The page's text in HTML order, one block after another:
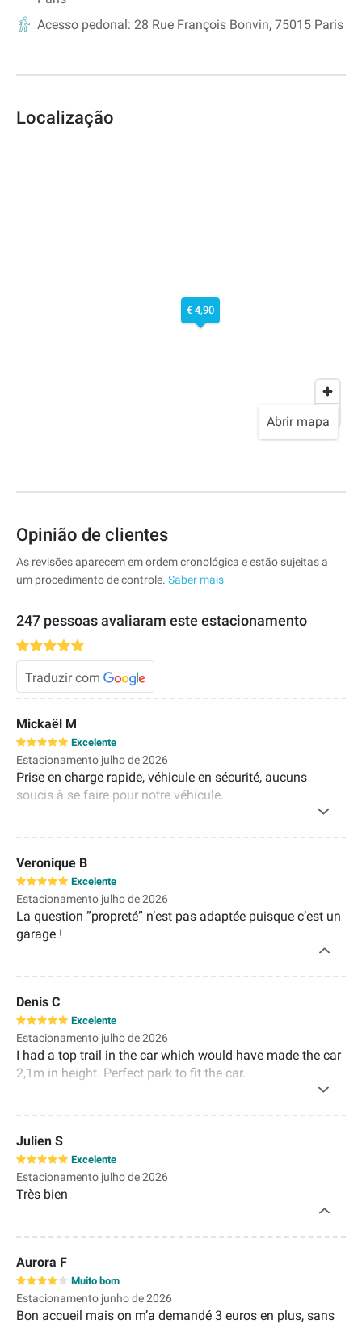
Acesso pedonal: 28 Rue François Bonvin, 75015 Paris
Localização
€ 4,90
Abrir mapa
Opinião de clientes
As revisões aparecem em ordem cronológica e estão sujeitas a
um procedimento de controle. Saber mais
247 pessoas avaliaram este estacionamento
Traduzir com
Mickaël M
Excelente
Estacionamento julho de 2026
Prise en charge rapide, véhicule en sécurité, aucuns
soucis à se faire pour notre véhicule.
Veronique B
Excelente
Estacionamento julho de 2026
La question ”propreté” n’est pas adaptée puisque c’est un
garage !
Denis C
Excelente
Estacionamento julho de 2026
I had a top trail in the car which would have made the car
2,1m in height. Perfect park to fit the car.
Julien S
Excelente
Estacionamento julho de 2026
Très bien
Aurora F
Muito bom
Estacionamento junho de 2026
Bon accueil mais on m’a demandé 3 euros en plus, sans